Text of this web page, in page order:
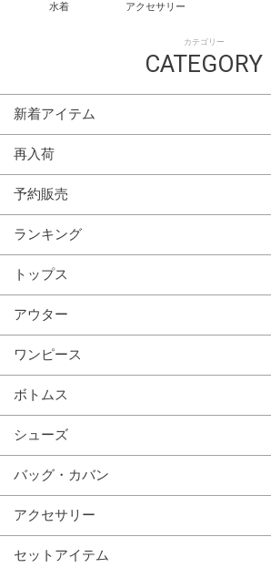
水着 アクセサリー
カテゴリー
CATEGORY
新着アイテム
再入荷
予約販売
ランキング
トップス
アウター
ワンピース
ボトムス
シューズ
バッグ・カバン
アクセサリー
セットアイテム